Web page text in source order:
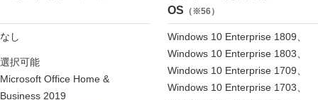
なし
選択可能
Microsoft Office Home &
Business 2019
OS （※56）
Windows 10 Enterprise 1809、
Windows 10 Enterprise 1803、
Windows 10 Enterprise 1709、
Windows 10 Enterprise 1703、